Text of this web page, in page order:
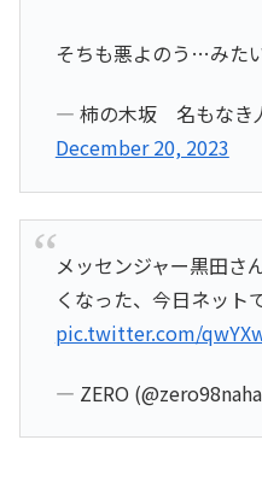
そちも悪よのう…みた
— 柿の木坂 名もなき
December 20, 2023
メッセンジャー黒田さ
くなった、今日ネット
pic.twitter.com/
— ZERO